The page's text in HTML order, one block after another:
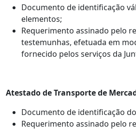
Documento de identificação
elementos;
Requerimento assinado pelo
testemunhas, efetuada em
fornecido pelos serviços da
Atestado de Transporte de
Documento de identificação
Requerimento assinado pelo